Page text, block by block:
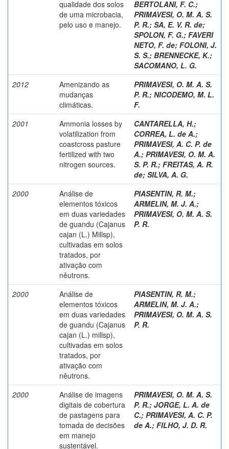
qualidade dos solos
de uma microbacia,
pelo uso e manejo.
BERTOLANI, F. C.;
PRIMAVESI, O. M. A. S.
P. R.; SA, E. V. R. de;
SPOLON, F. G.; FAVERI
NETO, F. de; FOLONI, J.
S. S.; BRENNECKE, K.;
SACOMANO, L. G.
2012
Amenizando as
mudanças
climáticas.
PRIMAVESI, O. M. A. S.
P. R.; NICODEMO, M. L.
F.
2001
Ammonia losses by
volatilization from
coastcross pasture
fertilized with two
nitrogen sources.
CANTARELLA, H.;
CORREA, L. de A.;
PRIMAVESI, A. C. P. de
A.; PRIMAVESI, O. M. A.
S. P. R.; FREITAS, A. R.
de; SILVA, A. G.
2000
Análise de
elementos tóxicos
em duas variedades
de guandu (Cajanus
cajan (L.) Millsp),
cultivadas em solos
tratados, por
ativação com
nêutrons.
PIASENTIN, R. M.;
ARMELIN, M. J. A.;
PRIMAVESI, O. M. A. S.
P. R.
2000
Análise de
elementos tóxicos
em duas variedades
de guandu (Cajanus
cajan (L.) millsp),
cultivadas em solos
tratados, por
ativação com
nêutrons.
PIASENTIN, R. M.;
ARMELIN, M. J. A.;
PRIMAVESI, O. M. A. S.
P. R.
2000
Análise de imagens
digitais de cobertura
de pastagens para
tomada de decisões
em manejo
sustentável.
PRIMAVESI, O. M. A. S.
P. R.; JORGE, L. A. de
C.; PRIMAVESI, A. C. P.
de A.; FILHO, J. D. R.